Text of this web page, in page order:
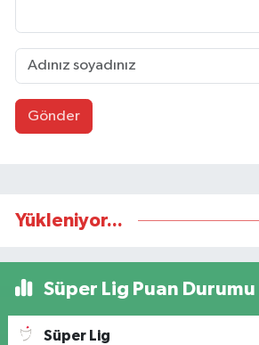
Gönder
Yükleniyor...
Süper Lig Puan Durumu
Süper Lig